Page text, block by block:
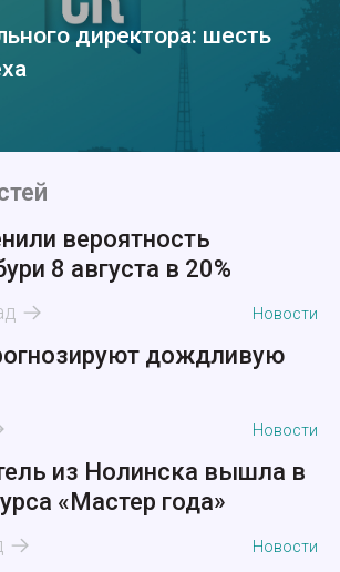
директора: шесть
вероятность
8 августа в 20%
Новости
дождливую
Новости
из Нолинска вышла в
«Мастер года»
Новости